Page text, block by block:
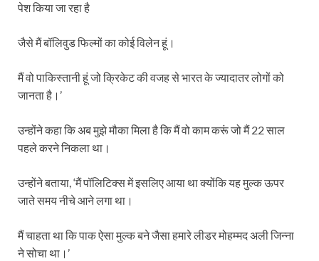
पेश किया जा रहा है
जैसे मैं बॉलिवुड फिल्मों का कोई विलेन हूं।
मैं वो पाकिस्तानी हूं जो क्रिकेट की वजह से भारत के ज्यादातर लोगों को
जानता है।’
उन्होंने कहा कि अब मुझे मौका मिला है कि मैं वो काम करूं जो मैं 22 साल
पहले करने निकला था।
उन्होंने बताया, ‘मैं पॉलिटिक्स में इसलिए आया था क्योंकि यह मुल्क ऊपर
जाते समय नीचे आने लगा था।
मैं चाहता था कि पाक ऐसा मुल्क बने जैसा हमारे लीडर मोहम्मद अली जिन्ना
ने सोचा था।’